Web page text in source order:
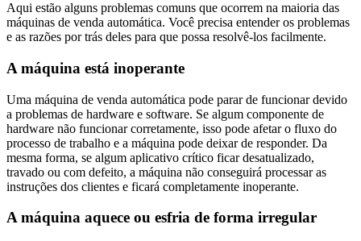
Aqui estão alguns problemas comuns que ocorrem na maioria das
máquinas de venda automática. Você precisa entender os problemas
e as razões por trás deles para que possa resolvê-los facilmente.
A máquina está inoperante
Uma máquina de venda automática pode parar de funcionar devido
a problemas de hardware e software. Se algum componente de
hardware não funcionar corretamente, isso pode afetar o fluxo do
processo de trabalho e a máquina pode deixar de responder. Da
mesma forma, se algum aplicativo crítico ficar desatualizado,
travado ou com defeito, a máquina não conseguirá processar as
instruções dos clientes e ficará completamente inoperante.
A máquina aquece ou esfria de forma irregular